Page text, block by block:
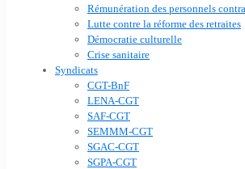
Rémunération des personnels
Lutte contre la réforme des retraites
Démocratie culturelle
Crise sanitaire
Syndicats
CGT-BnF
LENA-CGT
SAF-CGT
SEMMM-CGT
SGAC-CGT
SGPA-CGT